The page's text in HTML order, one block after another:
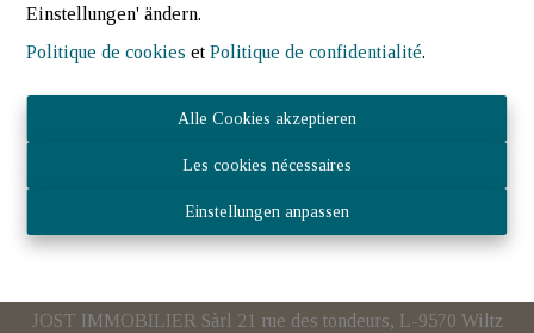
Einstellungen' ändern.
Politique de cookies etPolitique de confidentialité.
Alle Cookies akzeptieren
Les cookies nécessaires
Einstellungen anpassen
JOST IMMOBILIER Sàrl 21 rue des tondeurs, L-9570 Wiltz